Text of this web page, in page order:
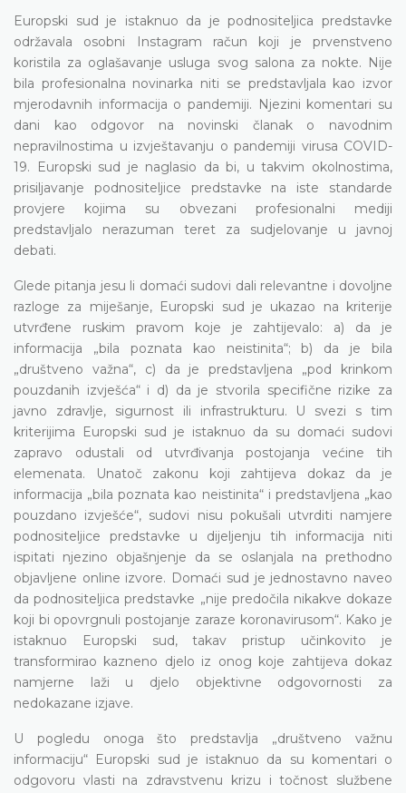
Europski sud je istaknuo da je podnositeljica predstavke
održavala osobni Instagram račun koji je prvenstveno
koristila za oglašavanje usluga svog salona za nokte. Nije
bila profesionalna novinarka niti se predstavljala kao izvor
mjerodavnih informacija o pandemiji. Njezini komentari su
dani kao odgovor na novinski članak o navodnim
nepravilnostima u izvještavanju o pandemiji virusa COVID-
19. Europski sud je naglasio da bi, u takvim okolnostima,
prisiljavanje podnositeljice predstavke na iste standarde
provjere kojima su obvezani profesionalni mediji
predstavljalo nerazuman teret za sudjelovanje u javnoj
debati.
Glede pitanja jesu li domaći sudovi dali relevantne i dovoljne
razloge za miješanje, Europski sud je ukazao na kriterije
utvrđene ruskim pravom koje je zahtijevalo: a) da je
informacija „bila poznata kao neistinita“; b) da je bila
„društveno važna“, c) da je predstavljena „pod krinkom
pouzdanih izvješća“ i d) da je stvorila specifične rizike za
javno zdravlje, sigurnost ili infrastrukturu. U svezi s tim
kriterijima Europski sud je istaknuo da su domaći sudovi
zapravo odustali od utvrđivanja postojanja većine tih
elemenata. Unatoč zakonu koji zahtijeva dokaz da je
informacija „bila poznata kao neistinita“ i predstavljena „kao
pouzdano izvješće“, sudovi nisu pokušali utvrditi namjere
podnositeljice predstavke u dijeljenju tih informacija niti
ispitati njezino objašnjenje da se oslanjala na prethodno
objavljene online izvore. Domaći sud je jednostavno naveo
da podnositeljica predstavke „nije predočila nikakve dokaze
koji bi opovrgnuli postojanje zaraze koronavirusom“. Kako je
istaknuo Europski sud, takav pristup učinkovito je
transformirao kazneno djelo iz onog koje zahtijeva dokaz
namjerne laži u djelo objektivne odgovornosti za
nedokazane izjave.
U pogledu onoga što predstavlja „društveno važnu
informaciju“ Europski sud je istaknuo da su komentari o
odgovoru vlasti na zdravstvenu krizu i točnost službene